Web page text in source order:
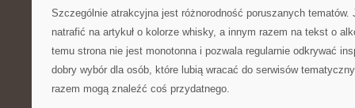
Szczególnie atrakcyjna jest różnorodność poruszanych
natrafić na artykuł o kolorze whisky, a innym razem na tekst o
temu strona nie jest monotonna i pozwala regularnie odkrywać
dobry wybór dla osób, które lubią wracać do serwisów
razem mogą znaleźć coś przydatnego.